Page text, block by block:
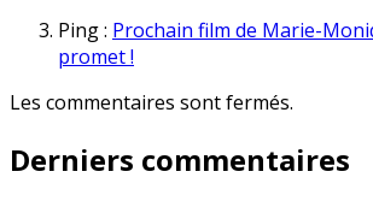
Ping : Prochain film de Marie-
promet !
Les commentaires sont fermés.
Derniers commentaires